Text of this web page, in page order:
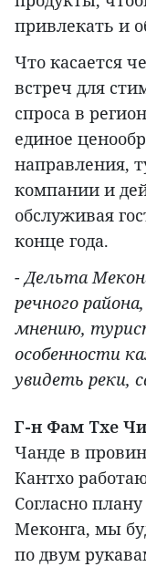
привлекать и
Что касается
встреч для
спроса в
единое
направления,
компании и
обслуживая
конце года.
- Дельта
речного
мнению,
особенности
увидеть реки,
Г-н Фам Тхе
Чанде в
Кантхо
Согласно
Меконга, мы
по двум